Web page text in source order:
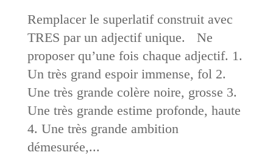
Remplacer le superlatif construit avec
TRES par un adjectif unique. Ne
proposer qu’une fois chaque adjectif. 1.
Un très grand espoir immense, fol 2.
Une très grande colère noire, grosse 3.
Une très grande estime profonde, haute
4. Une très grande ambition
démesurée,...